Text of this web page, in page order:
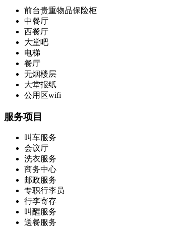
前台贵重物品保险柜
中餐厅
西餐厅
大堂吧
电梯
餐厅
无烟楼层
大堂报纸
公用区wifi
服务项目
叫车服务
会议厅
洗衣服务
商务中心
邮政服务
专职行李员
行李寄存
叫醒服务
送餐服务